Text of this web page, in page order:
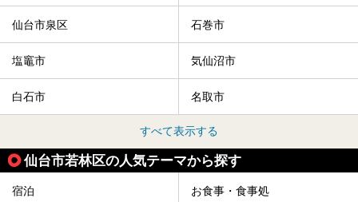
仙台市泉区 石巻市
塩竈市 気仙沼市
白石市 名取市
すべて表示する
仙台市若林区の人気テーマから探す
宿泊 お食事・食事処